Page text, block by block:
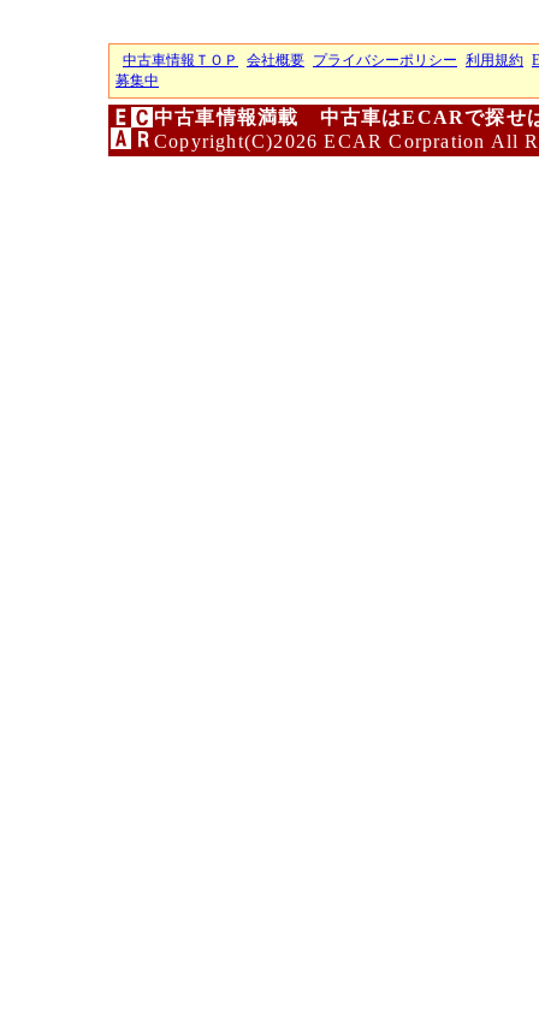
中古車情報ＴＯＰ 会社概要 プライバシーポリシー 利用規約
募集中
中古車情報満載 中古車はECARで探せ
Copyright(C)2026 ECAR Corpration All